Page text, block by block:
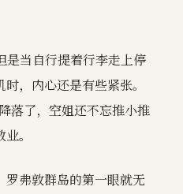
当自行提着行李走上停
，内心还是有些紧张。
落了，空姐还不忘推小推
。
罗弗敦群岛的第一眼就无